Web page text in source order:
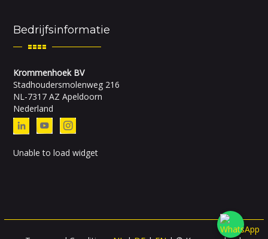
Bedrijfsinformatie
Krommenhoek BV
Stadhoudersmolenweg 216
NL-7317 AZ Apeldoorn
Nederland
Unable to load widget